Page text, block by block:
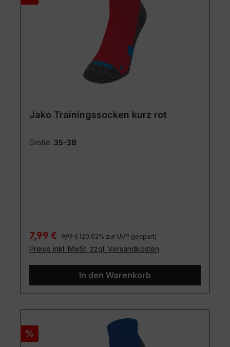
Jako Trainingssocken kurz rot
Größe: 35-38
Verkaufspreis:
7,99 € Regulärer Preis:
9,99 € (20.02% zur UVP gespart)
Preise inkl. MwSt. zzgl. Versandkosten
In den Warenkorb
Rabatt
%